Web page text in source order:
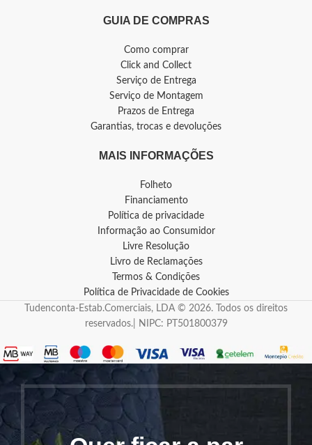
GUIA DE COMPRAS
Como comprar
Click and Collect
Serviço de Entrega
Serviço de Montagem
Prazos de Entrega
Garantias, trocas e devoluções
MAIS INFORMAÇÕES
Folheto
Financiamento
Política de privacidade
Informação ao Consumidor
Livre Resolução
Livro de Reclamações
Termos & Condições
Política de Privacidade de Cookies
Tudenconta-Estab.Comerciais, LDA © 2026. Todos os direitos
reservados.| NIPC: PT501800379